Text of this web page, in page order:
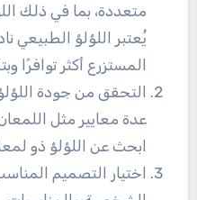
متعددة، بما في ذلك
يُعتبر اللؤلؤ الطبيعي
المستزرع أكثر توافرًا
التحقق من جودة
عدة معايير مثل
ابحث عن اللؤلؤ ذو
اختيار التصميم